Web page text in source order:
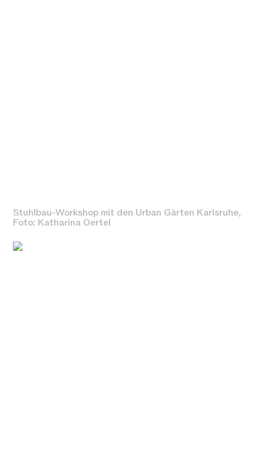
Stuhlbau-Workshop mit den Urban Gärten Karlsruhe,
Foto: Katharina Oertel